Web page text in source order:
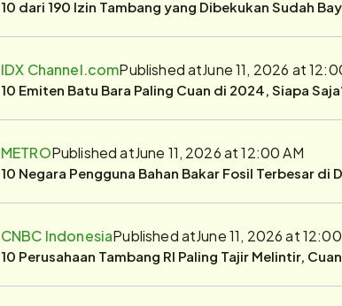
10 dari 190 Izin Tambang yang Dibekukan Sudah
IDX Channel.comPublished atJune 11, 2026 at
10 Emiten Batu Bara Paling Cuan di 2024, Siapa
METROPublished atJune 11, 2026 at 12:00 AM
10 Negara Pengguna Bahan Bakar Fosil Terbesar di
CNBC IndonesiaPublished atJune 11, 2026 at
10 Perusahaan Tambang RI Paling Tajir Melintir,